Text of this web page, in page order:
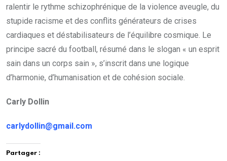
ralentir le rythme schizophrénique de la violence aveugle, du
stupide racisme et des conflits générateurs de crises
cardiaques et déstabilisateurs de l’équilibre cosmique. Le
principe sacré du football, résumé dans le slogan « un esprit
sain dans un corps sain », s’inscrit dans une logique
d’harmonie, d’humanisation et de cohésion sociale.
Carly Dollin
carlydollin@gmail.com
Partager :